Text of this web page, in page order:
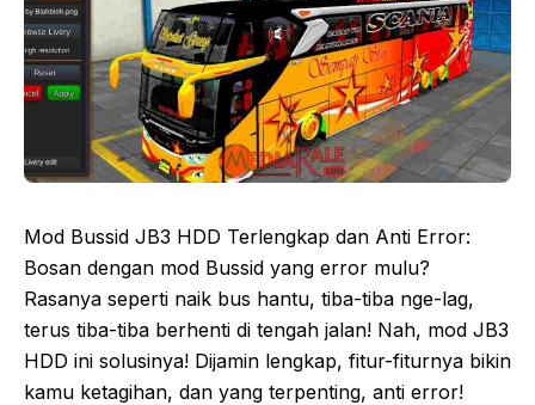
Mod Bussid JB3 HDD Terlengkap dan Anti Error:
Bosan dengan mod Bussid yang error mulu?
Rasanya seperti naik bus hantu, tiba-tiba nge-lag,
terus tiba-tiba berhenti di tengah jalan! Nah, mod JB3
HDD ini solusinya! Dijamin lengkap, fitur-fiturnya bikin
kamu ketagihan, dan yang terpenting, anti error!